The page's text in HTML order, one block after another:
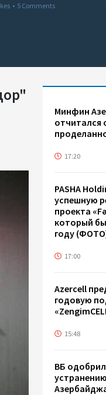
• 5 Comments
Минфин
отчитался
17:20
PASHA
успешную
проекта
который
году
17:00
Azercell
годовую
15:48
ВБ